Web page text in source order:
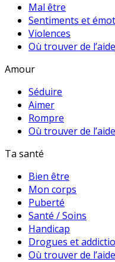
Mal être
Sentiments et
Violences
Où trouver de l’aide
Amour
Séduire
Aimer
Rompre
Où trouver de l’aide
Ta santé
Bien être
Mon corps
Puberté
Santé / Soins
Handicap
Drogues et
Où trouver de l’aide